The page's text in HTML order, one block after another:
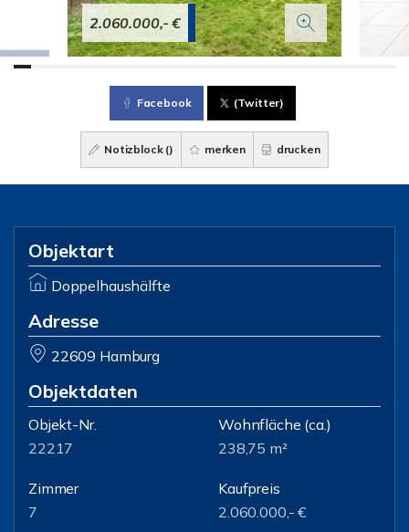
2.060.000,- €
Facebook (Twitter)
Notizblock () merken drucken
Objektart
Doppelhaushälfte
Adresse
22609 Hamburg
Objektdaten
Objekt-Nr.
22217
Wohnfläche (ca.)
238,75 m²
Zimmer
7
Kaufpreis
2.060.000,- €